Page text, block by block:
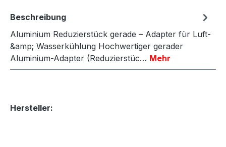
Beschreibung
Aluminium Reduzierstück gerade – Adapter für Luft-
&amp; Wasserkühlung Hochwertiger gerader
Aluminium-Adapter (Reduzierstüc… Mehr
Hersteller: